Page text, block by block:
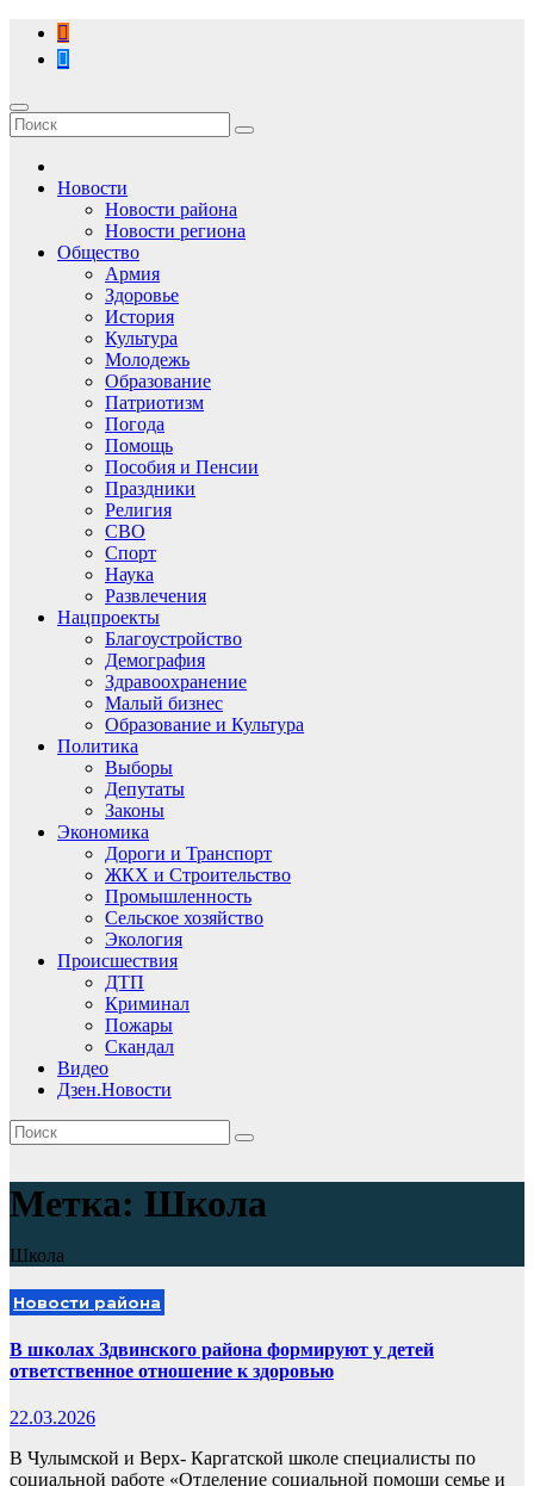
Перейти
содержимому
Новости
Новости района
Новости региона
Общество
Армия
Здоровье
История
Культура
Молодежь
Образование
Патриотизм
Погода
Помощь
Пособия и Пенсии
Праздники
Религия
СВО
Спорт
Наука
Развлечения
Нацпроекты
Благоустройство
Демография
Здравоохранение
Малый бизнес
Образование и Культура
Политика
Выборы
Депутаты
Законы
Экономика
Дороги и Транспорт
ЖКХ и Строительство
Промышленность
Сельское хозяйство
Экология
Происшествия
ДТП
Криминал
Пожары
Скандал
Видео
Дзен.Новости
Метка: Школа
Школа
Новости района
В школах Здвинского района формируют у детей
ответственное отношение к здоровью
22.03.2026
В Чулымской и Верх- Каргатской школе специалисты по
социальной работе «Отделение социальной помощи семье и